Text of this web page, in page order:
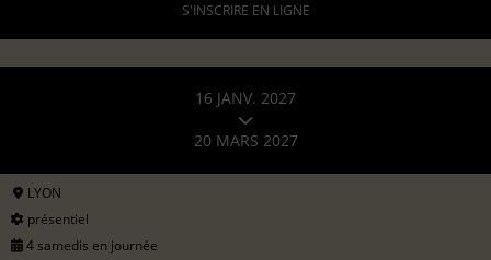
S'INSCRIRE EN LIGNE
16 JANV. 2027
20 MARS 2027
LYON
présentiel
4 samedis en journée